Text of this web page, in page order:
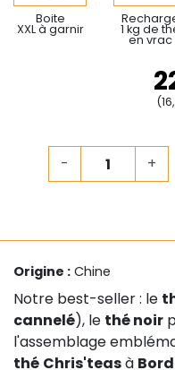
Boite
XXL à garnir 1 kg de
en vrac
- +
Origine : Chine
Notre best-seller : le
cannelé), le thé noir
l'assemblage
thé Chris'teasà